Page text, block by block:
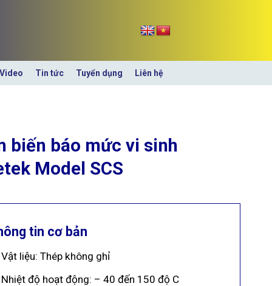
Video Tin tức Tuyển dụng Liên hệ
biến báo mức vi sinh
Model SCS
tin cơ bản
Vật liệu: Thép không ghỉ
Nhiệt độ hoạt động: – 40 đến 150 độ C